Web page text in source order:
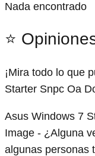
Nada encontrado
⭐
¡Mira todo lo que
Starter Snpc Oa
Asus Windows 7
Image - ¿Alguna
algunas personas